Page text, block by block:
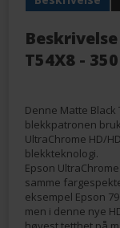
T54X8 -
Denne Matte Black
blekkpatronen
UltraChrome HD/
blekkteknologi.
Epson
samme
eksempel Epson
men i denne nye